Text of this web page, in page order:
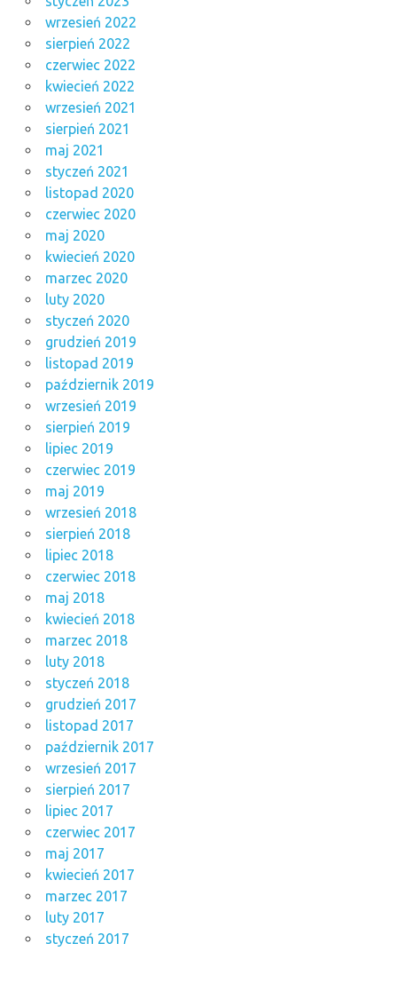
wrzesień 2022
sierpień 2022
czerwiec 2022
kwiecień 2022
wrzesień 2021
sierpień 2021
maj 2021
styczeń 2021
listopad 2020
czerwiec 2020
maj 2020
kwiecień 2020
marzec 2020
luty 2020
styczeń 2020
grudzień 2019
listopad 2019
październik 2019
wrzesień 2019
sierpień 2019
lipiec 2019
czerwiec 2019
maj 2019
wrzesień 2018
sierpień 2018
lipiec 2018
czerwiec 2018
maj 2018
kwiecień 2018
marzec 2018
luty 2018
styczeń 2018
grudzień 2017
listopad 2017
październik 2017
wrzesień 2017
sierpień 2017
lipiec 2017
czerwiec 2017
maj 2017
kwiecień 2017
marzec 2017
luty 2017
styczeń 2017